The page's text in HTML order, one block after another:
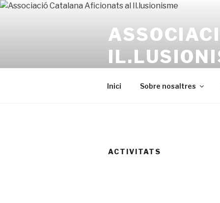
Ir
Inici Sobre nosaltres
ACTIVITATS